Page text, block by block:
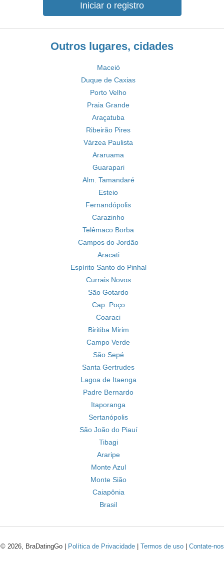
Iniciar o registro
Outros lugares, cidades
Maceió
Duque de Caxias
Porto Velho
Praia Grande
Araçatuba
Ribeirão Pires
Várzea Paulista
Araruama
Guarapari
Alm. Tamandaré
Esteio
Fernandópolis
Carazinho
Telêmaco Borba
Campos do Jordão
Aracati
Espírito Santo do Pinhal
Currais Novos
São Gotardo
Cap. Poço
Coaraci
Biritiba Mirim
Campo Verde
São Sepé
Santa Gertrudes
Lagoa de Itaenga
Padre Bernardo
Itaporanga
Sertanópolis
São João do Piauí
Tibagi
Araripe
Monte Azul
Monte Sião
Caiapônia
Brasil
© 2026, BraDatingGo | Política de Privacidade| Termos de uso| Contate-nos